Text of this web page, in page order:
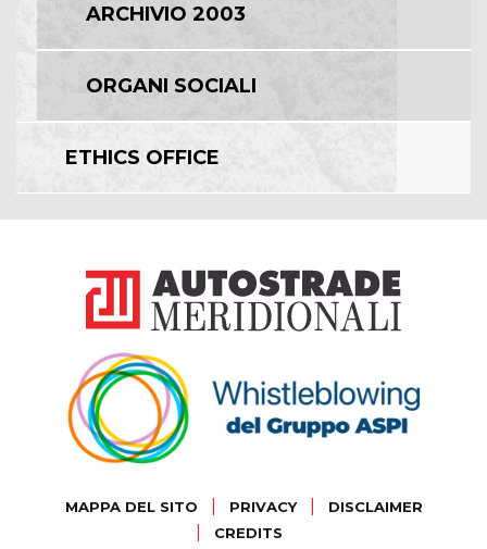
ARCHIVIO 2003
ORGANI SOCIALI
ETHICS OFFICE
MAPPA DEL SITO PRIVACY DISCLAIMER
CREDITS